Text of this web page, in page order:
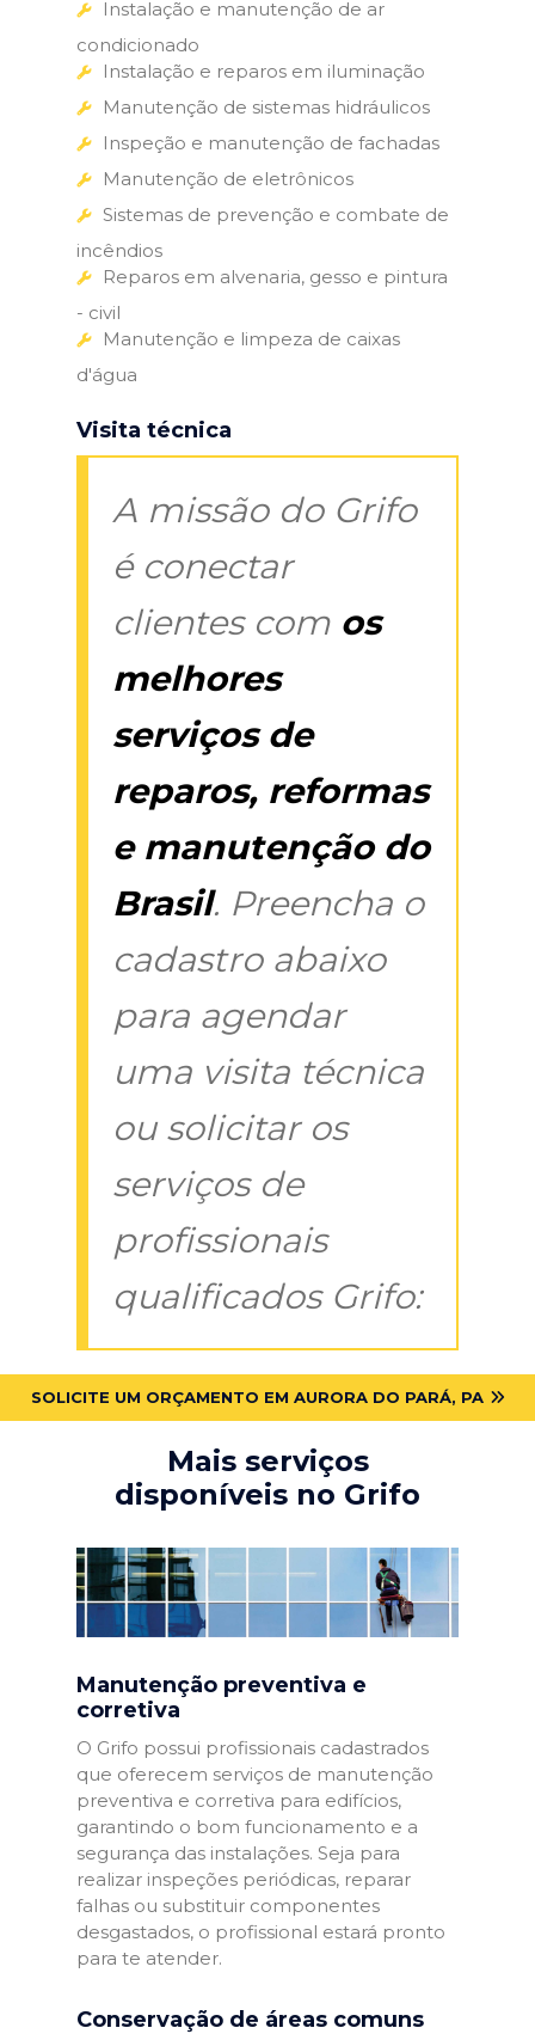
Instalação e manutenção de ar
condicionado
Instalação e reparos em iluminação
Manutenção de sistemas hidráulicos
Inspeção e manutenção de fachadas
Manutenção de eletrônicos
Sistemas de prevenção e combate de
incêndios
Reparos em alvenaria, gesso e pintura
- civil
Manutenção e limpeza de caixas
d'água
Visita técnica
A missão do Grifo
é conectar
clientes com os
melhores
serviços de
reparos, reformas
e manutenção do
Brasil. Preencha o
cadastro abaixo
para agendar
uma visita técnica
ou solicitar os
serviços de
profissionais
qualificados Grifo:
SOLICITE UM ORÇAMENTO EM AURORA DO PARÁ, PA
Mais serviços
disponíveis no Grifo
Manutenção preventiva e
corretiva
O Grifo possui profissionais cadastrados
que oferecem serviços de manutenção
preventiva e corretiva para edifícios,
garantindo o bom funcionamento e a
segurança das instalações. Seja para
realizar inspeções periódicas, reparar
falhas ou substituir componentes
desgastados, o profissional estará pronto
para te atender.
Conservação de áreas comuns